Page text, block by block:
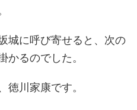
城に呼び寄せると、次の
かるのでした。
徳川家康です。